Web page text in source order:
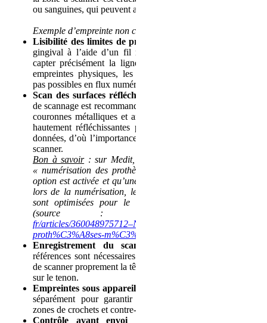
ou sanguines, qui peuvent altérer la précision de l’empreinte.
Exemple d’empreinte non conforme
Lisibilité des limites de préparation
gingival à l’aide d’un fil rétracteur est indispensable pour
capter précisément la ligne de finition. Contrairement aux
empreintes physiques, les corrections postérieures ne sont
pas possibles en flux numérique.
Scan des surfaces réfléchissantes
de scannage est recommandée pour éviter les artefacts sur les
couronnes métalliques et améliorer la lisibilité. Les surfaces
hautement réfléchissantes peuvent perturber la capture des
données, d’où l’importance de techniques adaptées pour les
scanner.
Bon à savoir: sur Medit, il est possible d’activer l’option
« numérisation des prothèses métalliques ». Lorsque cette
option est activée et qu’une prothèse métallique est détectée
lors de la numérisation, les performances de numérisation
sont optimisées pour le scan des prothèses métalliques
(source :
fr/articles/360048975712–Num%C3%A9risation-des-
proth%C3%A8ses-m%C3%A9talliques
Enregistrement du scanpost
références sont nécessaires pour l’alignement. Assurez-vous
de scanner proprement la tête du scanpost sans vous focaliser
sur le tenon.
Empreintes sous appareil amovible
séparément pour garantir une visualisation complète des
zones de crochets et contre-crochets.
Contrôle avant envoi